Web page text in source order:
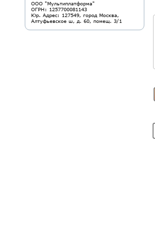
ООО "Мультиплатформа"
ОГРН: 1257700081143
Юр. Адрес: 127549, город Москва,
Алтуфьевское ш, д. 60, помещ. 3/1